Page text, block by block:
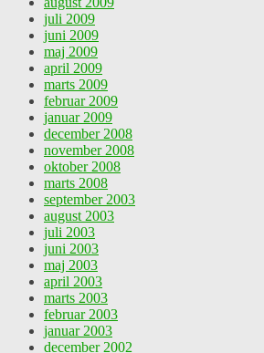
juli 2009
juni 2009
maj 2009
april 2009
marts 2009
februar 2009
januar 2009
december 2008
november 2008
oktober 2008
marts 2008
september 2003
august 2003
juli 2003
juni 2003
maj 2003
april 2003
marts 2003
februar 2003
januar 2003
december 2002